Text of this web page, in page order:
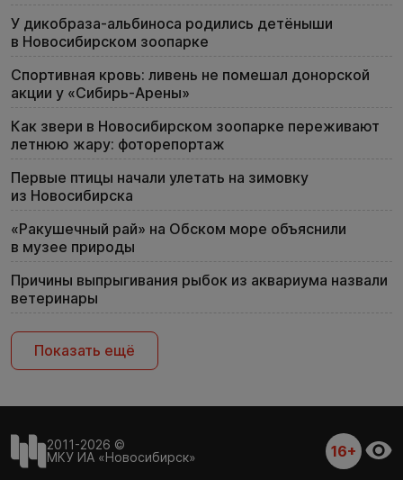
У дикобраза-альбиноса родились детёныши
в Новосибирском зоопарке
Спортивная кровь: ливень не помешал донорской
акции у «Сибирь-Арены»
Как звери в Новосибирском зоопарке переживают
летнюю жару: фоторепортаж
Первые птицы начали улетать на зимовку
из Новосибирска
«Ракушечный рай» на Обском море объяснили
в музее природы
Причины выпрыгивания рыбок из аквариума назвали
ветеринары
Показать ещё
2011-2026 ©
МКУ ИА «Новосибирск»
16+